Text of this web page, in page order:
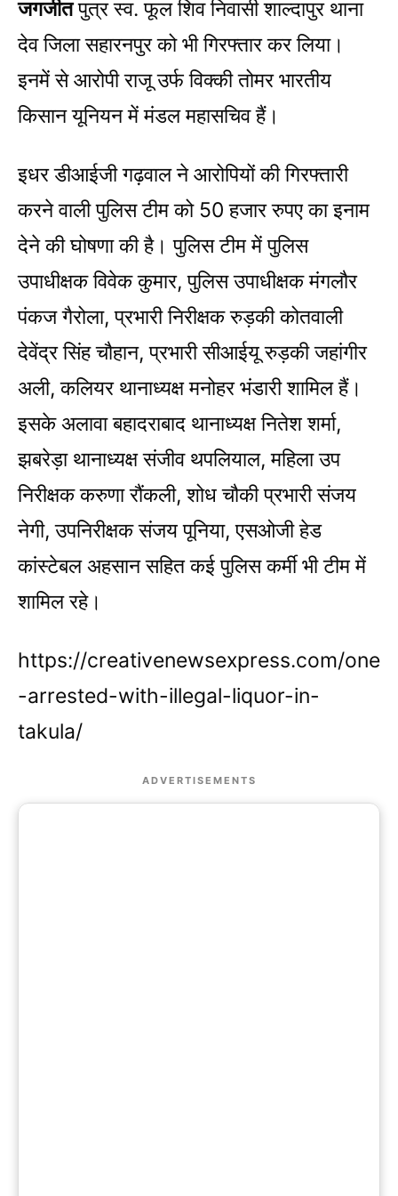
जगजीतपुत्र स्व. फूल शिव निवासी शाल्दापुर थाना
देव जिला सहारनपुर को भी गिरफ्तार कर लिया।
इनमें से आरोपी राजू उर्फ विक्की तोमर भारतीय
किसान यूनियन में मंडल महासचिव हैं।
इधर डीआईजी गढ़वाल ने आरोपियों की गिरफ्तारी
करने वाली पुलिस टीम को 50 हजार रुपए का इनाम
देने की घोषणा की है। पुलिस टीम में पुलिस
उपाधीक्षक विवेक कुमार, पुलिस उपाधीक्षक मंगलौर
पंकज गैरोला, प्रभारी निरीक्षक रुड़की कोतवाली
देवेंद्र सिंह चौहान, प्रभारी सीआईयू रुड़की जहांगीर
अली, कलियर थानाध्यक्ष मनोहर भंडारी शामिल हैं।
इसके अलावा बहादराबाद थानाध्यक्ष नितेश शर्मा,
झबरेड़ा थानाध्यक्ष संजीव थपलियाल, महिला उप
निरीक्षक करुणा रौंकली, शोध चौकी प्रभारी संजय
नेगी, उपनिरीक्षक संजय पूनिया, एसओजी हेड
कांस्टेबल अहसान सहित कई पुलिस कर्मी भी टीम में
शामिल रहे।
https://creativenewsexpress.com/one
-arrested-with-illegal-liquor-in-
takula/
ADVERTISEMENTS